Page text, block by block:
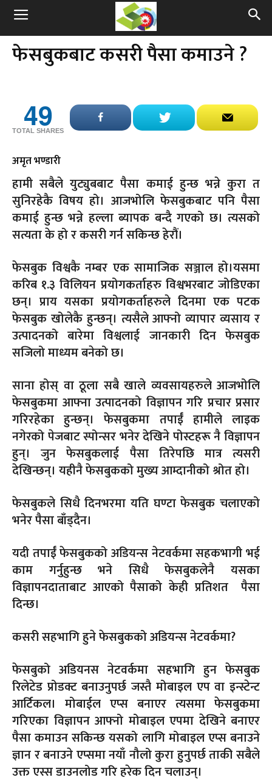
फेसबुकबाट कसरी पैसा कमाउने ?
49
TOTAL SHARES
अमृत भण्डारी
हामी सबैले युट्युबबाट पैसा कमाई हुन्छ भन्ने कुरा त
सुनिरहेकै विषय हो। आजभोलि फेसबुकबाट पनि पैसा
कमाई हुन्छ भन्ने हल्ला ब्यापक बन्दै गएको छ। त्यसको
सत्यता के हो र कसरी गर्न सकिन्छ हेरौं।
फेसबुक विश्वकै नम्बर एक सामाजिक सञ्जाल हो।यसमा
करिब १.३ विलियन प्रयोगकर्ताहरु विश्वभरबाट जोडिएका
छन्। प्राय यसका प्रयोगकर्ताहरुले दिनमा एक पटक
फेसबुक खोलेकै हुन्छन्। त्यसैले आफ्नो व्यापार व्यसाय र
उत्पादनको बारेमा विश्वलाई जानकारी दिन फेसबुक
सजिलो माध्यम बनेको छ।
साना होस् वा ठूला सबै खाले व्यवसायहरुले आजभोलि
फेसबुकमा आफ्ना उत्पादनको विज्ञापन गरि प्रचार प्रसार
गरिरहेका हुन्छन्। फेसबुकमा तपाईँ हामीले लाइक
नगेरको पेजबाट स्पोन्सर भनेर देखिने पोस्टहरू नै विज्ञापन
हुन्। जुन फेसबुकलाई पैसा तिरेपछि मात्र त्यसरी
देखिन्छन्। यहीनै फेसबुकको मुख्य आम्दानीको श्रोत हो।
फेसबुकले सिधै दिनभरमा यति घण्टा फेसबुक चलाएको
भनेर पैसा बाँड्दैन।
यदी तपाईँ फेसबुकको अडियन्स नेटवर्कमा सहकभागी भई
काम गर्नुहुन्छ भने सिधै फेसबुकलेनै यसका
विज्ञापनदाताबाट आएको पैसाको केही प्रतिशत पैसा
दिन्छ।
कसरी सहभागि हुने फेसबुकको अडियन्स नेटवर्कमा?
फेसबुको अडियनस नेटवर्कमा सहभागि हुन फेसबुक
रिलेटेड प्रोडक्ट बनाउनुपर्छ जस्तै मोबाइल एप वा इन्स्टेन्ट
आर्टिकल। मोबाईल एप्स बनाएर त्यसमा फेसबुकमा
गरिएका विज्ञापन आफ्नो मोबाइल एपमा देखिने बनाएर
पैसा कमाउन सकिन्छ यसको लागि मोबाइल एप्स बनाउने
ज्ञान र बनाउने एप्समा नयाँ नौलो कुरा हुनुपर्छ ताकी सबैले
उक्त एस्स डाउनलोड गरि हरेक दिन चलाउन्।